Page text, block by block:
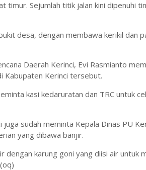
timur. Sejumlah titik jalan kini dipenuhi
desa, dengan membawa kerikil dan
Daerah Kerinci, Evi Rasmianto
Kabupaten Kerinci tersebut.
kasi kedaruratan dan TRC untuk
sudah meminta Kepala Dinas PU
yang dibawa banjir.
dengan karung goni yang diisi air untuk